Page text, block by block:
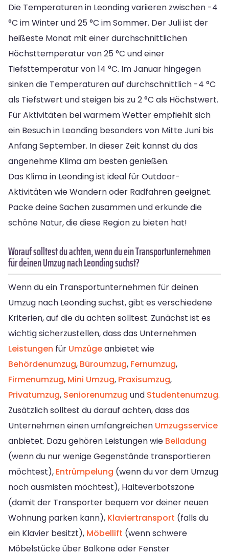
Die Temperaturen in Leonding variieren zwischen -4
°C im Winter und 25 °C im Sommer. Der Juli ist der
heißeste Monat mit einer durchschnittlichen
Höchsttemperatur von 25 °C und einer
Tiefsttemperatur von 14 °C. Im Januar hingegen
sinken die Temperaturen auf durchschnittlich -4 °C
als Tiefstwert und steigen bis zu 2 °C als Höchstwert.
Für Aktivitäten bei warmem Wetter empfiehlt sich
ein Besuch in Leonding besonders von Mitte Juni bis
Anfang September. In dieser Zeit kannst du das
angenehme Klima am besten genießen.
Das Klima in Leonding ist ideal für Outdoor-
Aktivitäten wie Wandern oder Radfahren geeignet.
Packe deine Sachen zusammen und erkunde die
schöne Natur, die diese Region zu bieten hat!
Worauf solltest du achten, wenn du ein Transportunternehmen
für deinen Umzug nach Leonding suchst?
Wenn du ein Transportunternehmen für deinen
Umzug nach Leonding suchst, gibt es verschiedene
Kriterien, auf die du achten solltest. Zunächst ist es
wichtig sicherzustellen, dass das Unternehmen
Leistungen für Umzügeanbietet wie
Behördenumzug, Büroumzug, Fernumzug,
Firmenumzug, Mini Umzug, Praxisumzug,
Privatumzug, Seniorenumzug und Studentenumzug.
Zusätzlich solltest du darauf achten, dass das
Unternehmen einen umfangreichen Umzugsservice
anbietet. Dazu gehören Leistungen wie Beiladung
(wenn du nur wenige Gegenstände transportieren
möchtest), Entrümpelung (wenn du vor dem Umzug
noch ausmisten möchtest), Halteverbotszone
(damit der Transporter bequem vor deiner neuen
Wohnung parken kann), Klaviertransport (falls du
ein Klavier besitzt), Möbellift (wenn schwere
Möbelstücke über Balkone oder Fenster